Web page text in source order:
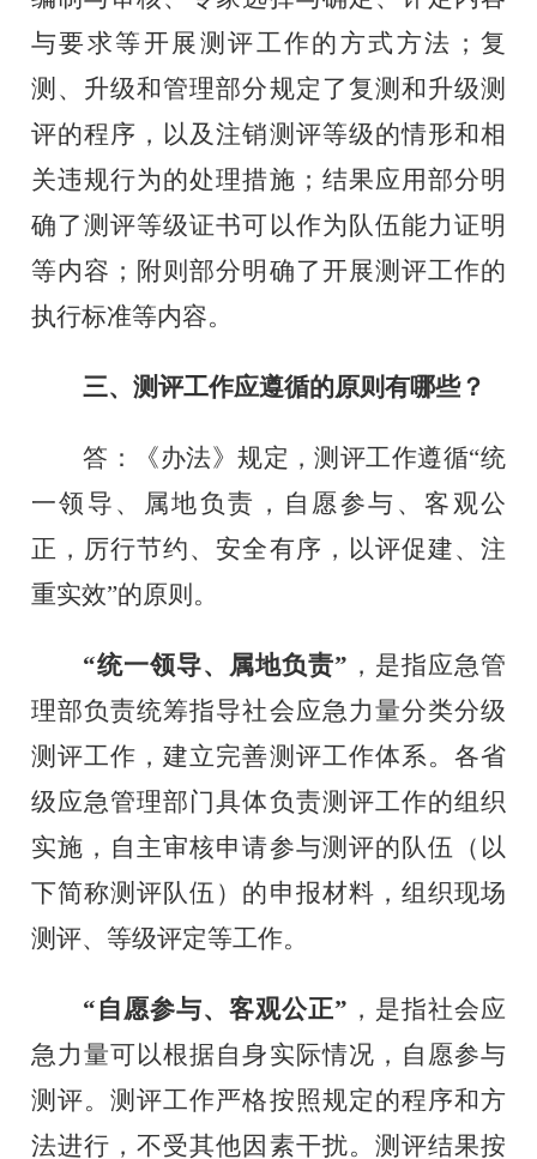
与要求等开展测评工作的方式方法；复
测、升级和管理部分规定了复测和升级测
评的程序，以及注销测评等级的情形和相
关违规行为的处理措施；结果应用部分明
确了测评等级证书可以作为队伍能力证明
等内容；附则部分明确了开展测评工作的
执行标准等内容。
三、测评工作应遵循的原则有哪些？
答：《办法》规定，测评工作遵循“统
一领导、属地负责，自愿参与、客观公
正，厉行节约、安全有序，以评促建、注
重实效”的原则。
“统一领导、属地负责” ，是指应急管
理部负责统筹指导社会应急力量分类分级
测评工作，建立完善测评工作体系。各省
级应急管理部门具体负责测评工作的组织
实施，自主审核申请参与测评的队伍（以
下简称测评队伍）的申报材料，组织现场
测评、等级评定等工作。
“自愿参与、客观公正” ，是指社会应
急力量可以根据自身实际情况，自愿参与
测评。测评工作严格按照规定的程序和方
法进行，不受其他因素干扰。测评结果按